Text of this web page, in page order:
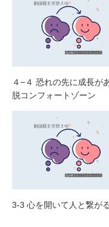
４−４ 恐れの先に成長が
脱コンフォートゾーン
3-3 心を開いて人と繋がる